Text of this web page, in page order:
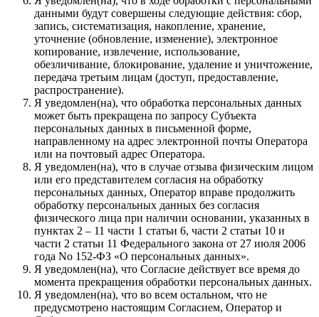
данными будут совершены следующие действия: сбор,
запись, систематизация, накопление, хранение,
уточнение (обновление, изменение), электронное
копирование, извлечение, использование,
обезличивание, блокирование, удаление и уничтожение,
передача третьим лицам (доступ, предоставление,
распространение).
Я уведомлен(на), что обработка персональных данных
может быть прекращена по запросу Субъекта
персональных данных в письменной форме,
направленному на адрес электронной почты Оператора
или на почтовый адрес Оператора.
Я уведомлен(на), что в случае отзыва физическим лицом
или его представителем согласия на обработку
персональных данных, Оператор вправе продолжить
обработку персональных данных без согласия
физического лица при наличии основании, указанных в
пунктах 2 – 11 части 1 статьи 6, части 2 статьи 10 и
части 2 статьи 11 Федерального закона от 27 июля 2006
года No 152-ФЗ «О персональных данных».
Я уведомлен(на), что Согласие действует все время до
момента прекращения обработки персональных данных.
Я уведомлен(на), что во всем остальном, что не
предусмотрено настоящим Согласием, Оператор и